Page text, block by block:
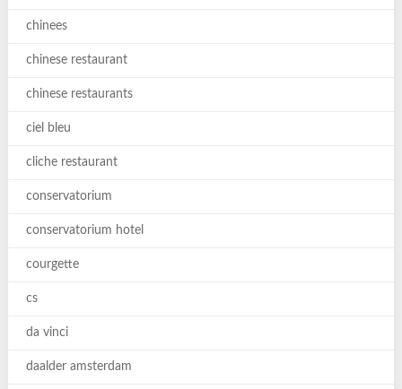
chinees
chinese restaurant
chinese restaurants
ciel bleu
cliche restaurant
conservatorium
conservatorium hotel
courgette
cs
da vinci
daalder amsterdam